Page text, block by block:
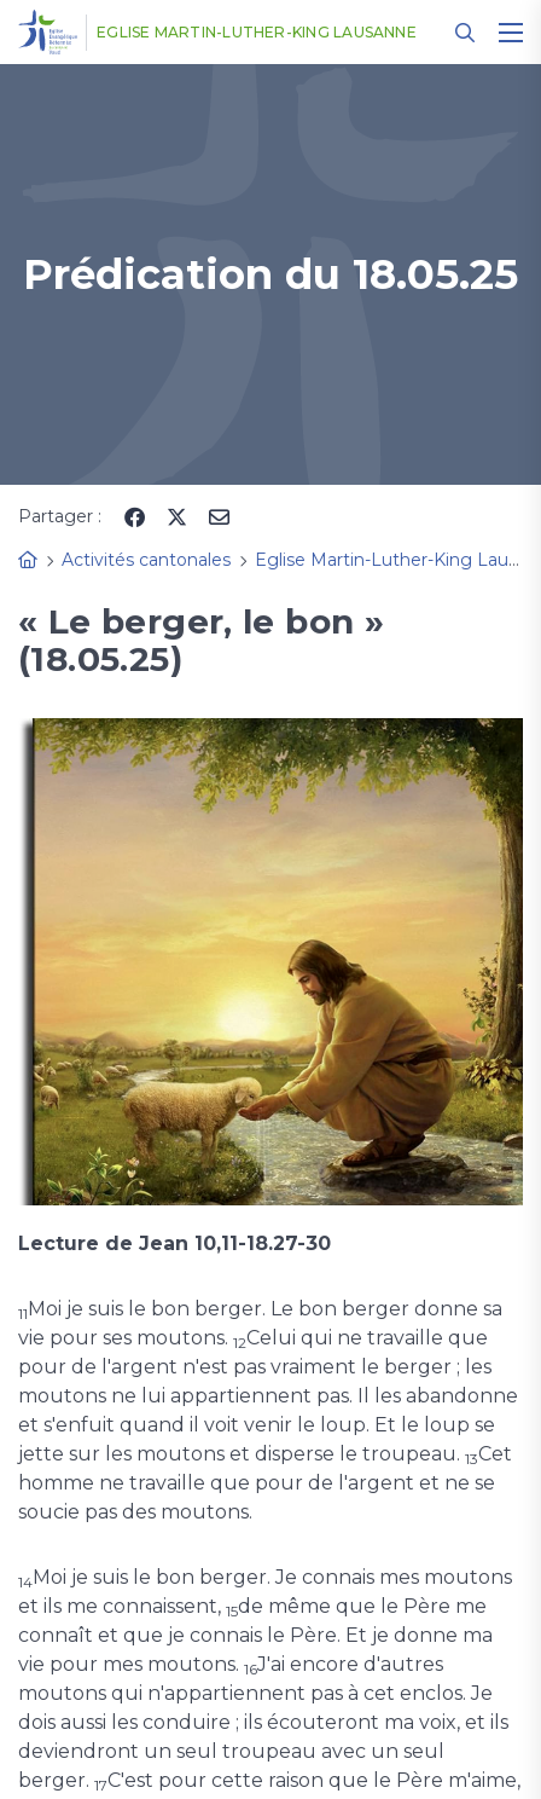
EGLISE MARTIN-LUTHER-KING LAUSANNE
Prédication du 18.05.25
Partager :
Activités cantonales
Eglise Martin-Luther-King Lausanne
« Le berger, le bon »
(18.05.25)
Lecture de Jean 10,11-18.27-30
11Moi je suis le bon berger. Le bon berger donne sa
vie pour ses moutons. 12Celui qui ne travaille que
pour de l'argent n'est pas vraiment le berger ; les
moutons ne lui appartiennent pas. Il les abandonne
et s'enfuit quand il voit venir le loup. Et le loup se
jette sur les moutons et disperse le troupeau. 13Cet
homme ne travaille que pour de l'argent et ne se
soucie pas des moutons.
14Moi je suis le bon berger. Je connais mes moutons
et ils me connaissent, 15de même que le Père me
connaît et que je connais le Père. Et je donne ma
vie pour mes moutons. 16J'ai encore d'autres
moutons qui n'appartiennent pas à cet enclos. Je
dois aussi les conduire ; ils écouteront ma voix, et ils
deviendront un seul troupeau avec un seul
berger. 17C'est pour cette raison que le Père m'aime,
Panneau de gestion des cookies